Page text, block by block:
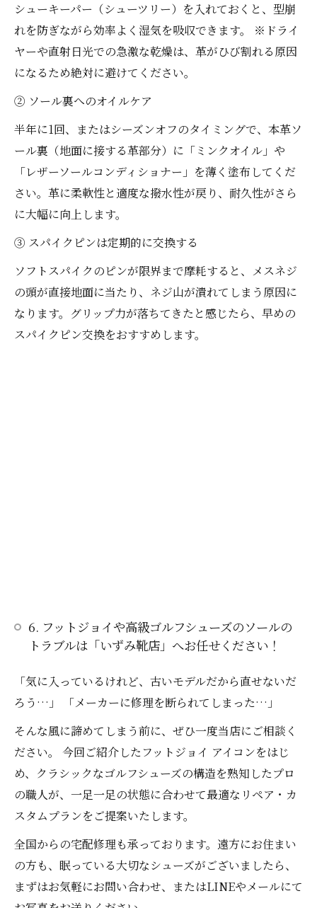
シューキーパー（シューツリー）を入れておくと、型崩
れを防ぎながら効率よく湿気を吸収できます。 ※ドライ
ヤーや直射日光での急激な乾燥は、革がひび割れる原因
になるため絶対に避けてください。
② ソール裏へのオイルケア
半年に1回、またはシーズンオフのタイミングで、本革ソ
ール裏（地面に接する革部分）に「ミンクオイル」や
「レザーソールコンディショナー」を薄く塗布してくだ
さい。革に柔軟性と適度な撥水性が戻り、耐久性がさら
に大幅に向上します。
③ スパイクピンは定期的に交換する
ソフトスパイクのピンが限界まで摩耗すると、メスネジ
の頭が直接地面に当たり、ネジ山が潰れてしまう原因に
なります。グリップ力が落ちてきたと感じたら、早めの
スパイクピン交換をおすすめします。
6. フットジョイや高級ゴルフシューズのソールの
トラブルは「いずみ靴店」へお任せください！
「気に入っているけれど、古いモデルだから直せないだ
ろう…」 「メーカーに修理を断られてしまった…」
そんな風に諦めてしまう前に、ぜひ一度当店にご相談く
ださい。 今回ご紹介したフットジョイ アイコンをはじ
め、クラシックなゴルフシューズの構造を熟知したプロ
の職人が、一足一足の状態に合わせて最適なリペア・カ
スタムプランをご提案いたします。
全国からの宅配修理も承っております。遠方にお住まい
の方も、眠っている大切なシューズがございましたら、
まずはお気軽にお問い合わせ、またはLINEやメールにて